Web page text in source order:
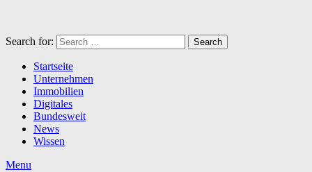
Search for: Search
Startseite
Unternehmen
Immobilien
Digitales
Bundesweit
News
Wissen
Menu